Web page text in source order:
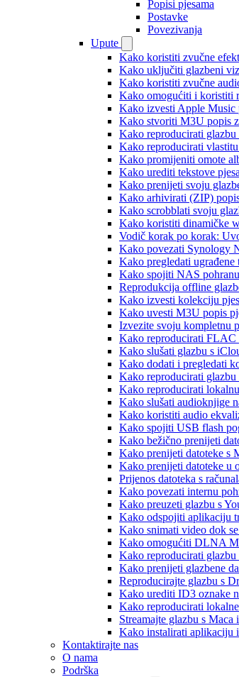
Popisi pjesama
Postavke
Povezivanja
Upute
Kako koristiti zvučne
Kako uključiti glazbeni
Kako koristiti zvučne
Kako omogućiti i koristiti
Kako izvesti Apple Music
Kako stvoriti M3U popis
Kako reproducirati
Kako reproducirati
Kako promijeniti omote
Kako urediti tekstove
Kako prenijeti svoju
Kako arhivirati (ZIP)
Kako scrobblati svoju
Kako koristiti dinamičke
Vodič korak po korak:
Kako povezati Synology
Kako pregledati
Kako spojiti NAS
Reprodukcija offline
Kako izvesti kolekciju
Kako uvesti M3U popis
Izvezite svoju kompletnu
Kako reproducirati FLAC
Kako slušati glazbu s
Kako dodati i pregledati
Kako reproducirati
Kako reproducirati
Kako slušati audioknjige
Kako koristiti audio
Kako spojiti USB flash
Kako bežično prenijeti
Kako prenijeti datoteke s
Kako prenijeti datoteke u
Prijenos datoteka s
Kako povezati internu
Kako preuzeti glazbu s
Kako odspojiti aplikaciju
Kako snimati video dok
Kako omogućiti DLNA
Kako reproducirati
Kako prenijeti glazbene
Reproducirajte glazbu s
Kako urediti ID3 oznake
Kako reproducirati
Streamajte glazbu s
Kako instalirati aplikaciju
Kontaktirajte nas
O nama
Podrška